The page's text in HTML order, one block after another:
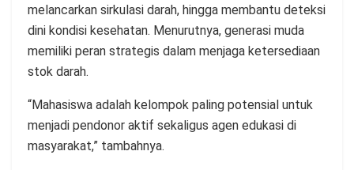
melancarkan sirkulasi darah, hingga membantu deteksi
dini kondisi kesehatan. Menurutnya, generasi muda
memiliki peran strategis dalam menjaga ketersediaan
stok darah.
“Mahasiswa adalah kelompok paling potensial untuk
menjadi pendonor aktif sekaligus agen edukasi di
masyarakat,” tambahnya.